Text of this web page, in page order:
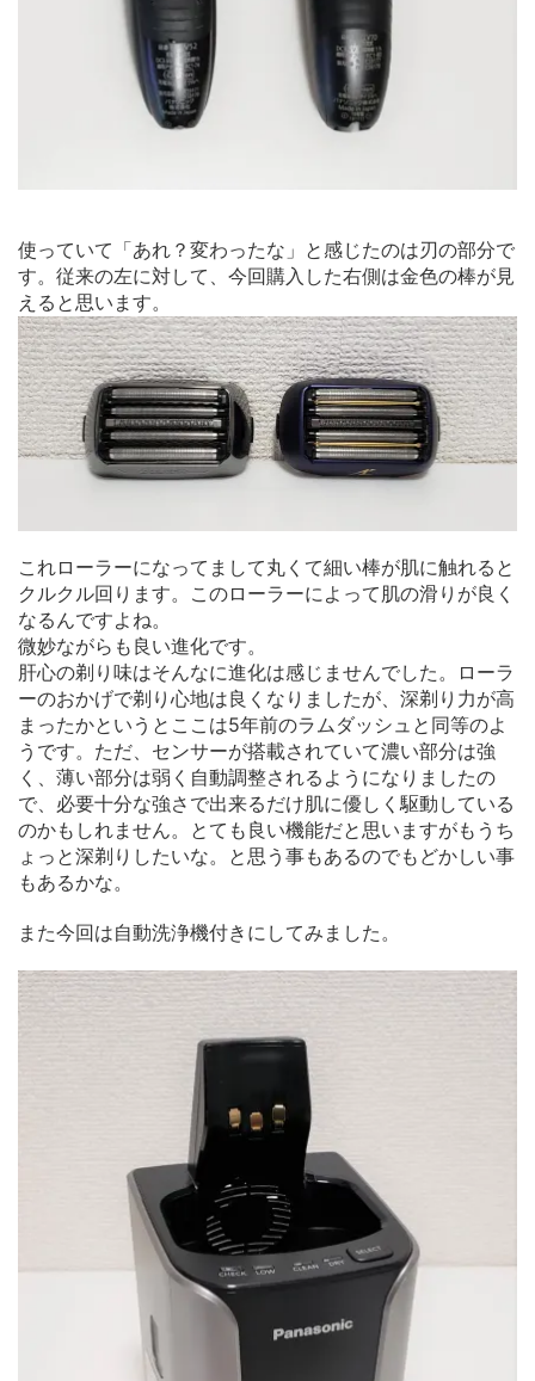
使っていて「あれ？変わったな」と感じたのは刃の部分で
す。従来の左に対して、今回購入した右側は金色の棒が見
えると思います。
これローラーになってまして丸くて細い棒が肌に触れると
クルクル回ります。このローラーによって肌の滑りが良く
なるんですよね。
微妙ながらも良い進化です。
肝心の剃り味はそんなに進化は感じませんでした。ローラ
ーのおかげで剃り心地は良くなりましたが、深剃り力が高
まったかというとここは5年前のラムダッシュと同等のよ
うです。ただ、センサーが搭載されていて濃い部分は強
く、薄い部分は弱く自動調整されるようになりましたの
で、必要十分な強さで出来るだけ肌に優しく駆動している
のかもしれません。とても良い機能だと思いますがもうち
ょっと深剃りしたいな。と思う事もあるのでもどかしい事
もあるかな。
また今回は自動洗浄機付きにしてみました。